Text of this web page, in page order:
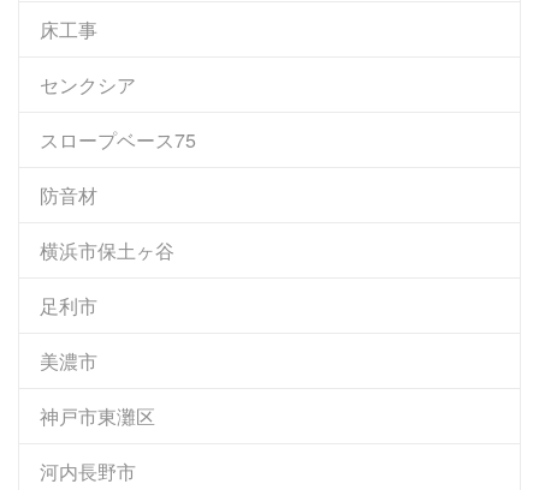
床工事
センクシア
スロープベース75
防音材
横浜市保土ヶ谷
足利市
美濃市
神戸市東灘区
河内長野市